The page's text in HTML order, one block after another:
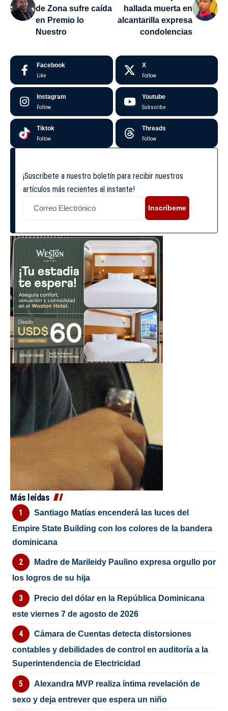
de Zona sufre caída
en Premio lo
Nuestro
hallada muerta en
alcantarilla expresa
condolencias
Facebook
Like
X
Follow
Instagram
Follow
Youtube
Subscribe
Tiktok
Follow
Threads
Follow
¡Suscríbete a nuestro boletín para recibir nuestros
artículos más recientes al instante!
Inscríbeme
Más leídas
Santiago Matías encenderá las luces del
Empire State Building con los colores de la bandera
dominicana
Madre de Marileidy Paulino expresa orgullo por
los logros de su hija
Precio del dólar en la República Dominicana
este viernes 7 de agosto de 2026
Cámara de Cuentas detecta distorsiones
contables y debilidades de control en auditoría a la
Superintendencia de Electricidad
Alexandra MVP realiza íntima revelación de
sexo y deja entrever que espera un niño